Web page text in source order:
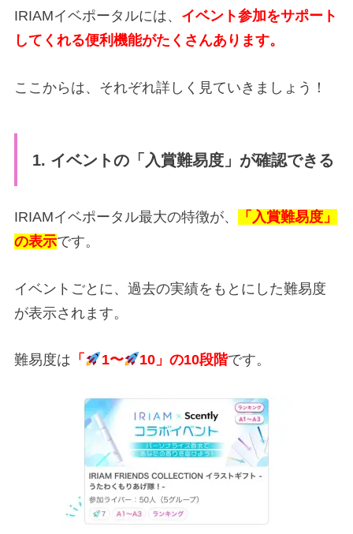
IRIAMイベポータルには、 イベント参加をサポート
してくれる便利機能がたくさんあります。
ここからは、それぞれ詳しく見ていきましょう！
1. イベントの「入賞難易度」が確認できる
IRIAMイベポータル最大の特徴が、
「入賞難易度」
の表示です。
イベントごとに、過去の実績をもとにした難易度
が表示されます。
難易度は 「 1〜 10」の10段階です。